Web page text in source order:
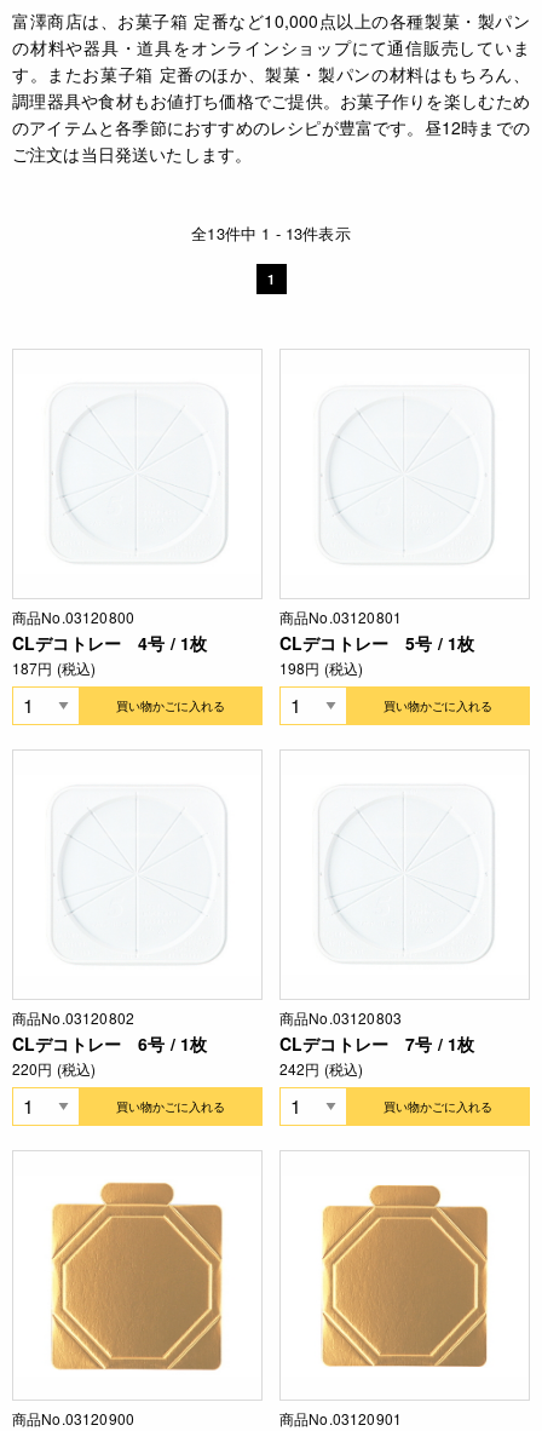
富澤商店は、お菓子箱 定番など10,000点以上の各種製菓・製パン
の材料や器具・道具をオンラインショップにて通信販売していま
す。またお菓子箱 定番のほか、製菓・製パンの材料はもちろん、
調理器具や食材もお値打ち価格でご提供。お菓子作りを楽しむため
のアイテムと各季節におすすめのレシピが豊富です。昼12時までの
ご注文は当日発送いたします。
全13件中 1 - 13件表示
1
商品No.03120800
CLデコトレー 4号 / 1枚
187円 (税込)
買い物かごに入れる
商品No.03120801
CLデコトレー 5号 / 1枚
198円 (税込)
買い物かごに入れる
商品No.03120802
CLデコトレー 6号 / 1枚
220円 (税込)
買い物かごに入れる
商品No.03120803
CLデコトレー 7号 / 1枚
242円 (税込)
買い物かごに入れる
商品No.03120900 商品No.03120901